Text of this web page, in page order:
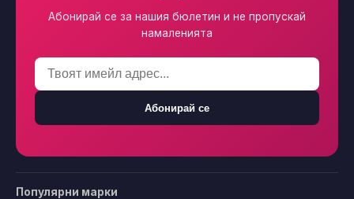
Абонирай се за нашия бюлетин и не пропускай
намаленията
Абонирай се
Популярни марки